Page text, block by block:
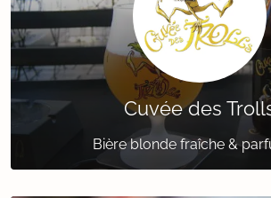
Cuvée des
Bière blonde fraîche &